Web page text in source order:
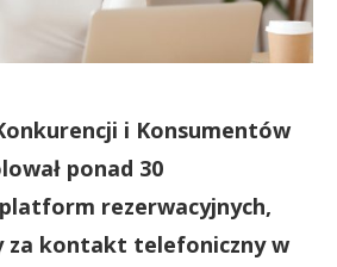
i Konsumentów
ponad 30
rezerwacyjnych,
za kontakt telefoniczny w